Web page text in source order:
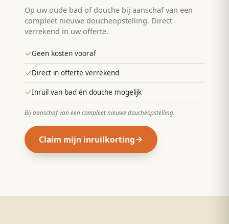
Op uw oude bad of douche bij aanschaf van een
compleet nieuwe doucheopstelling. Direct
verrekend in uw offerte.
Geen kosten vooraf
Direct in offerte verrekend
Inruil van bad én douche mogelijk
Bij aanschaf van een compleet nieuwe doucheopstelling.
Claim mijn inruilkorting